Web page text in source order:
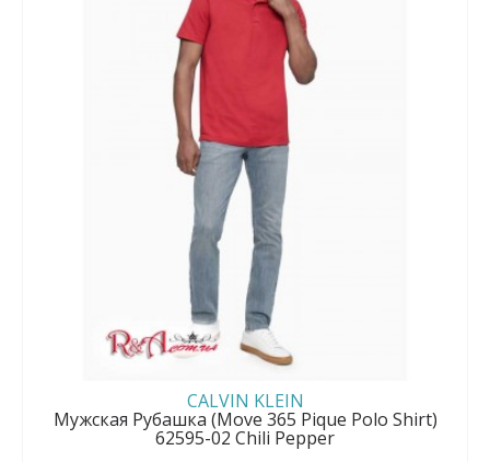
CALVIN KLEIN
Мужская Рубашка (Move 365 Pique Polo Shirt)
62595-02 Chili Pepper